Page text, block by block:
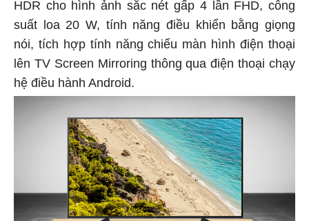
HDR cho hình ảnh sắc nét gấp 4 lần FHD, công
suất loa 20 W, tính năng điều khiển bằng giọng
nói, tích hợp tính năng chiếu màn hình điện thoại
lên TV Screen Mirroring thông qua điện thoại chạy
hệ điều hành Android.